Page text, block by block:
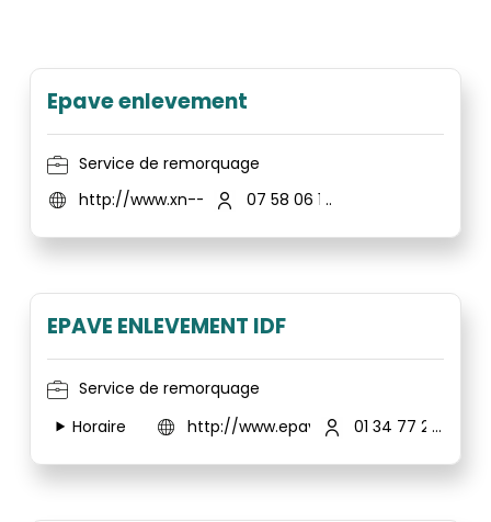
Epave enlevement
Service de remorquage
http://www.xn--pave-enlevement-9mb.fr/
07 58 06 14 50
EPAVE ENLEVEMENT IDF
Service de remorquage
Horaire
http://www.epave-enlevement-idf.fr/
01 34 77 27 63